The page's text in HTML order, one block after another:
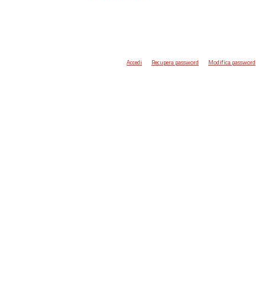
Accedi Recupera password Modifica password